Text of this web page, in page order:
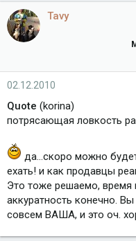
Tavy
02.12.2010
Quote (korina)
потрясающая ловкость
да...скоро можно
ехать! и как продавцы
Это тоже решаемо, время
аккуратность конечно.
совсем ВАША, и это оч.